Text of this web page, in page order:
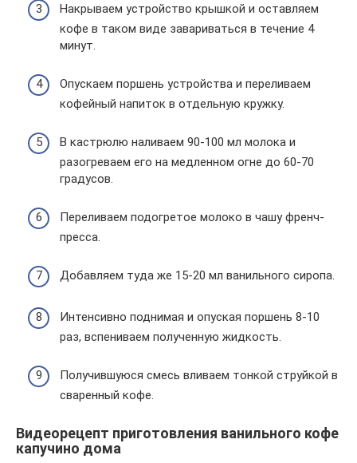
Накрываем устройство крышкой и оставляем
кофе в таком виде завариваться в течение 4
минут.
Опускаем поршень устройства и переливаем
кофейный напиток в отдельную кружку.
В кастрюлю наливаем 90-100 мл молока и
разогреваем его на медленном огне до 60-70
градусов.
Переливаем подогретое молоко в чашу френч-
пресса.
Добавляем туда же 15-20 мл ванильного сиропа.
Интенсивно поднимая и опуская поршень 8-10
раз, вспениваем полученную жидкость.
Получившуюся смесь вливаем тонкой струйкой в
сваренный кофе.
Видеорецепт приготовления ванильного кофе
капучино дома